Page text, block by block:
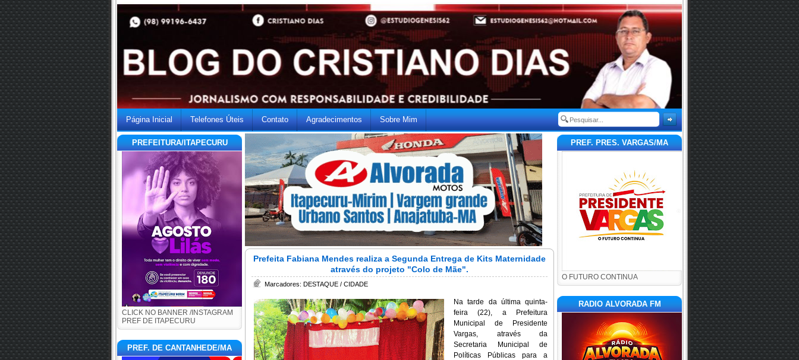
Página Inicial Telefones Úteis Contato Agradecimentos Sobre Mim
PREFEITURA/ITAPECURU
CLICK NO BANNER /INSTAGRAM
PREF DE ITAPECURU
PREF. DE CANTANHEDE/MA
Prefeita Fabiana Mendes realiza a Segunda Entrega de Kits Maternidade
através do projeto "Colo de Mãe".
Marcadores: DESTAQUE / CIDADE
Na tarde da última quinta-
feira (22), a Prefeitura
Municipal de Presidente
Vargas, através da
Secretaria Municipal de
Políticas Públicas para a
PREF. PRES. VARGAS/MA
O FUTURO CONTINUA
RADIO ALVORADA FM